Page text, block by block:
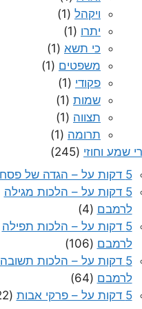
ויקהל (1)
יתרו (1)
כי תשא (1)
משפטים (1)
פקודי (1)
שמות (1)
תצווה (1)
תרומה (1)
שמע וחוזי (245)
5 דקות על – הגדה של פסח
5 דקות על – הלכות מגילה
לרמבם (4)
5 דקות על – הלכות תפילה
לרמבם (106)
5 דקות על – הלכות תשובה
לרמבם (64)
5 דקות על – פרקי אבות
(22)